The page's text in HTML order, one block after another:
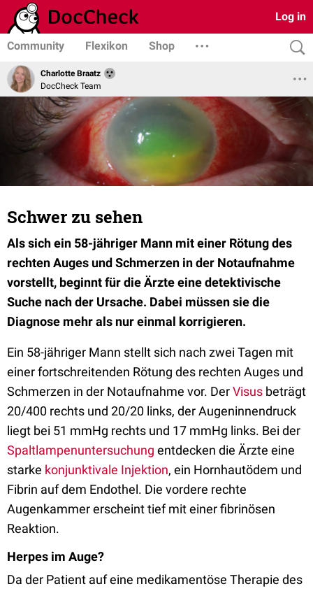
Log in
Community Flexikon Shop
Charlotte Braatz
DocCheck Team
Schwer zu sehen
Als sich ein 58-jähriger Mann mit einer Rötung des
rechten Auges und Schmerzen in der Notaufnahme
vorstellt, beginnt für die Ärzte eine detektivische
Suche nach der Ursache. Dabei müssen sie die
Diagnose mehr als nur einmal korrigieren.
Ein 58-jähriger Mann stellt sich nach zwei Tagen mit
einer fortschreitenden Rötung des rechten Auges und
Schmerzen in der Notaufnahme vor. DerVisus beträgt
20/400 rechts und 20/20 links, der Augeninnendruck
liegt bei 51 mmHg rechts und 17 mmHg links. Bei der
Spaltlampenuntersuchung entdecken die Ärzte eine
starke konjunktivale Injektion, ein Hornhautödem und
Fibrin auf dem Endothel. Die vordere rechte
Augenkammer erscheint tief mit einer fibrinösen
Reaktion.
Herpes im Auge?
Da der Patient auf eine medikamentöse Therapie des